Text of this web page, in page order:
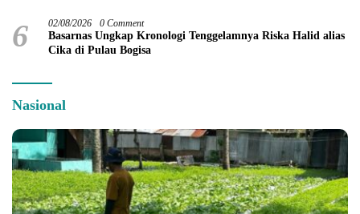
6 02/08/2026 0 Comment
Basarnas Ungkap Kronologi Tenggelamnya Riska Halid alias
Cika di Pulau Bogisa
Nasional